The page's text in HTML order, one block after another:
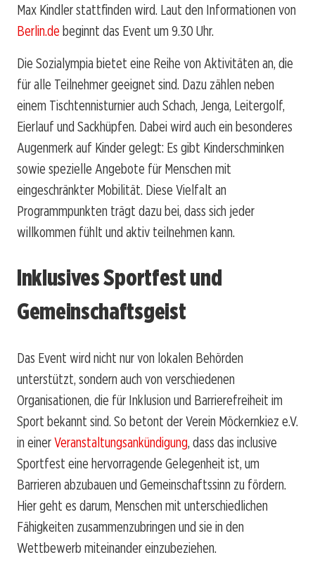
Max Kindler stattfinden wird. Laut den Informationen von
Berlin.de beginnt das Event um 9.30 Uhr.
Die Sozialympia bietet eine Reihe von Aktivitäten an, die
für alle Teilnehmer geeignet sind. Dazu zählen neben
einem Tischtennisturnier auch Schach, Jenga, Leitergolf,
Eierlauf und Sackhüpfen. Dabei wird auch ein besonderes
Augenmerk auf Kinder gelegt: Es gibt Kinderschminken
sowie spezielle Angebote für Menschen mit
eingeschränkter Mobilität. Diese Vielfalt an
Programmpunkten trägt dazu bei, dass sich jeder
willkommen fühlt und aktiv teilnehmen kann.
Inklusives Sportfest und
Gemeinschaftsgeist
Das Event wird nicht nur von lokalen Behörden
unterstützt, sondern auch von verschiedenen
Organisationen, die für Inklusion und Barrierefreiheit im
Sport bekannt sind. So betont der Verein Möckernkiez e.V.
in einerVeranstaltungsankündigung, dass das inclusive
Sportfest eine hervorragende Gelegenheit ist, um
Barrieren abzubauen und Gemeinschaftssinn zu fördern.
Hier geht es darum, Menschen mit unterschiedlichen
Fähigkeiten zusammenzubringen und sie in den
Wettbewerb miteinander einzubeziehen.